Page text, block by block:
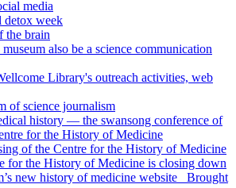
media
detox week
the brain
also be a science communication
Library's outreach activities, web
of science journalism
history — the swansong conference of
for the History of Medicine
of the Centre for the History of Medicine
for the History of Medicine is closing down
new history of medicine website _Brought